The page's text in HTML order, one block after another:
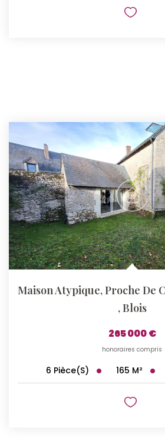
,Blois
265 000 €
honoraires compris
6 Pièce(s) 165 M²